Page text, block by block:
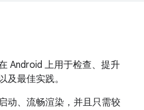
Android 上用于检查、提升
及最佳实践。
动、流畅渲染，并且只需较